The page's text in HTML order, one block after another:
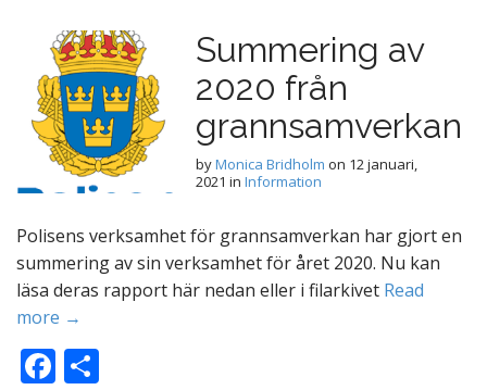
b
o
o
k
Summering av
2020 från
grannsamverkan
byMonica Bridholm on 12 januari,
2021 in Information
Polisens verksamhet för grannsamverkan har gjort en
summering av sin verksamhet för året 2020. Nu kan
läsa deras rapport här nedan eller i filarkivet Read
more →
F